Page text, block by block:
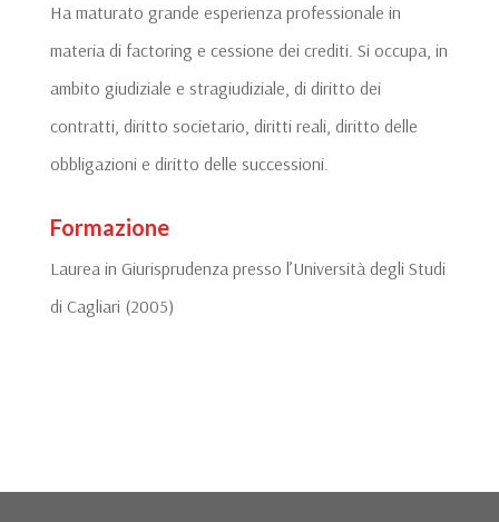
Ha maturato grande esperienza professionale in
materia di factoring e cessione dei crediti. Si occupa, in
ambito giudiziale e stragiudiziale, di diritto dei
contratti, diritto societario, diritti reali, diritto delle
obbligazioni e diritto delle successioni.
Formazione
Laurea in Giurisprudenza presso l’Università degli Studi
di Cagliari (2005)